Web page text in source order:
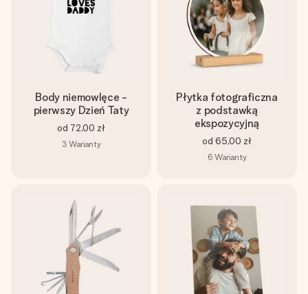
Body niemowlęce -
pierwszy Dzień Taty
od 72,00 zł
3 Warianty
Płytka fotograficzna
z podstawką
ekspozycyjną
od 65,00 zł
6 Warianty